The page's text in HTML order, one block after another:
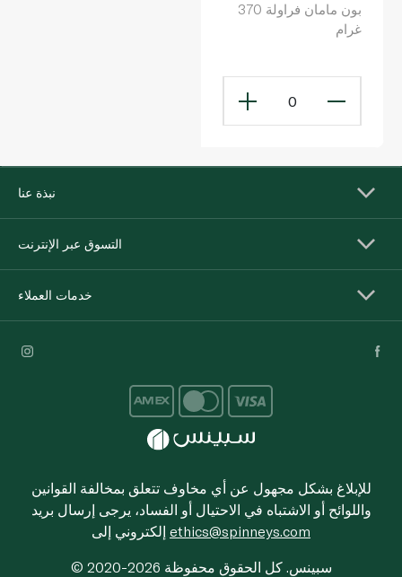
بون مامان فراولة 370
غرام
0
نبذة عنا
التسوق عبر الإنترنت
خدمات العملاء
للإبلاغ بشكل مجهول عن أي مخاوف تتعلق بمخالفة القوانين
واللوائح أو الاشتباه في الاحتيال أو الفساد، يرجى إرسال بريد
ethics@spinneys.com
© 2020-2026 سبينس. كل الحقوق محفوظة